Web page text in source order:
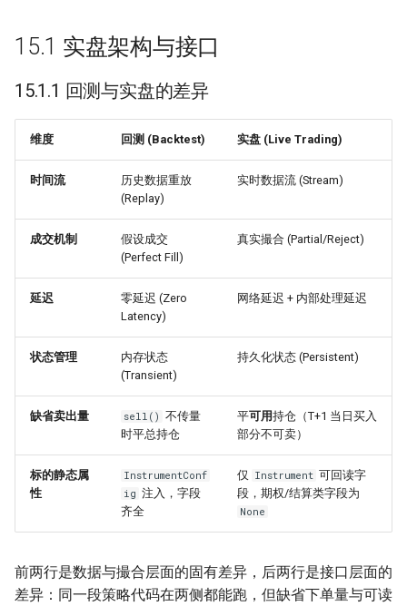
Acceleration)
15.10.1 FPGA (Field-
15.10.2 GPU (Graphics
Processing Unit)
15.11 外部信号接入 (External
事件
15.11.2 幂等：分布式系统
的必修课
等于骗它
15.11.4 安全：能下单的网
15.11.5 ⚠️ 两种模式的风控
15.1 实盘架构与接口
15.1.1 回测与实盘的差异
维度 回测 (Backtest) 实盘 (Live Trading)
时间流
历史数据重放
(Replay)
实时数据流 (Stream)
成交机制
假设成交
(Perfect Fill)
真实撮合 (Partial/Reject)
延迟
零延迟 (Zero
Latency)
网络延迟 + 内部处理延迟
状态管理
内存状态
(Transient)
持久化状态 (Persistent)
缺省卖出量 sell() 不传量
时平总持仓
平可用持仓（T+1 当日买入
部分不可卖）
标的静态属
性
InstrumentConf
ig 注入，字段
齐全
仅 Instrument 可回读字
段，期权/结算类字段为
None
前两行是数据与撮合层面的固有差异，后两行是接口层面的
差异：同一段策略代码在两侧都能跑，但缺省下单量与可读